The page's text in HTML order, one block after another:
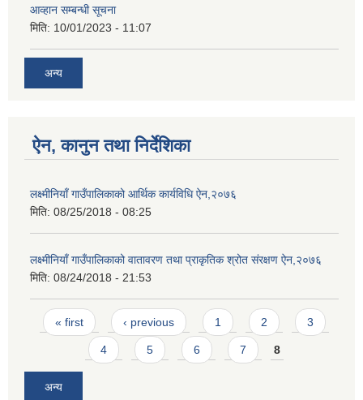
आव्हान सम्बन्धी सूचना
मिति: 10/01/2023 - 11:07
अन्य
ऐन, कानुन तथा निर्देशिका
लक्ष्मीनियाँ गाउँपालिकाको आर्थिक कार्यविधि ऐन,२०७६
मिति: 08/25/2018 - 08:25
लक्ष्मीनियाँ गाउँपालिकाको वातावरण तथा प्राकृतिक श्रोत संरक्षण ऐन,२०७६
मिति: 08/24/2018 - 21:53
Pages
« first ‹ previous 1 2 3
4 5 6 7 8
अन्य